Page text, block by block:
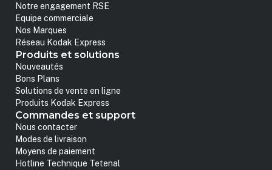
Notre engagement RSE
Equipe commerciale
Nos Marques
Réseau Kodak Express
Produits et solutions
Nouveautés
Bons Plans
Solutions de vente en ligne
Produits Kodak Express
Commandes et support
Nous contacter
Modes de livraison
Moyens de paiement
Hotline Technique Tetenal